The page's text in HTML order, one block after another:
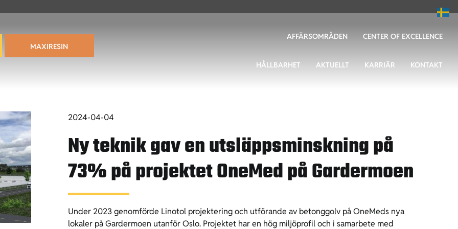
MAXIRESIN
AFFÄRSOMRÅDEN CENTER OF EXCELLENCE
HÅLLBARHET AKTUELLT KARRIÄR KONTAKT
2024-04-04
Ny teknik gav en utsläppsminskning på
73% på projektet OneMed på Gardermoen
Under 2023 genomförde Linotol projektering och utförande av betonggolv på OneMeds nya
lokaler på Gardermoen utanför Oslo. Projektet har en hög miljöprofil och i samarbete med